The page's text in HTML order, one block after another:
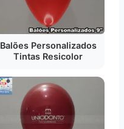
Balões Personalizados
Tintas Resicolor